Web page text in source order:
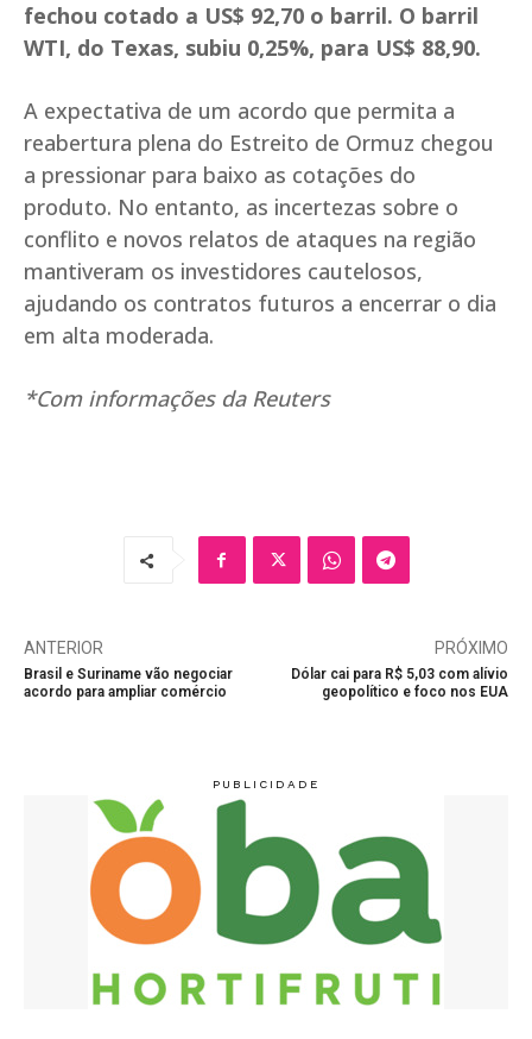
fechou cotado a US$ 92,70 o barril. O barril
WTI, do Texas, subiu 0,25%, para US$ 88,90.
A expectativa de um acordo que permita a
reabertura plena do Estreito de Ormuz chegou
a pressionar para baixo as cotações do
produto. No entanto, as incertezas sobre o
conflito e novos relatos de ataques na região
mantiveram os investidores cautelosos,
ajudando os contratos futuros a encerrar o dia
em alta moderada.
*Com informações da Reuters
ANTERIOR
Brasil e Suriname vão negociar
acordo para ampliar comércio
PRÓXIMO
Dólar cai para R$ 5,03 com alívio
geopolítico e foco nos EUA